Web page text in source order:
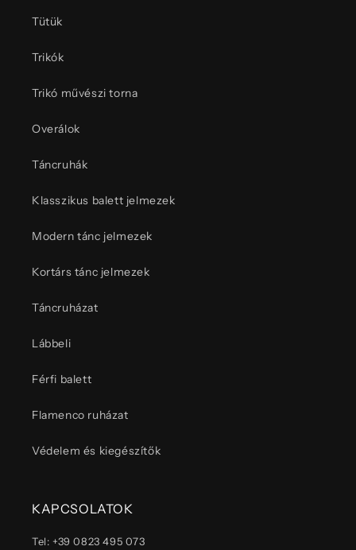
Tütük
Trikók
Trikó művészi torna
Overálok
Táncruhák
Klasszikus balett jelmezek
Modern tánc jelmezek
Kortárs tánc jelmezek
Táncruházat
Lábbeli
Férfi balett
Flamenco ruházat
Védelem és kiegészítők
KAPCSOLATOK
Tel: +39 0823 495 073